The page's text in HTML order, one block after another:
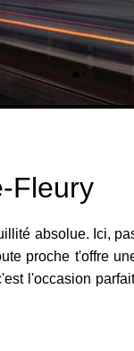
Fleury
absolue. Ici,
proche t'offre
l'occasion